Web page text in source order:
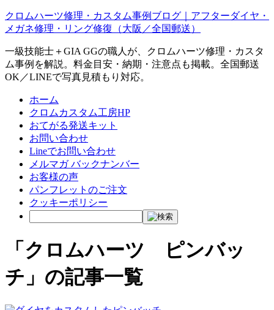
クロムハーツ修理・カスタム事例ブログ｜アフターダイヤ・
メガネ修理・リング修復（大阪／全国郵送）
一級技能士＋GIA GGの職人が、クロムハーツ修理・カスタ
ム事例を解説。料金目安・納期・注意点も掲載。全国郵送
OK／LINEで写真見積もり対応。
ホーム
クロムカスタム工房HP
おてがる発送キット
お問い合わせ
Lineでお問い合わせ
メルマガ バックナンバー
お客様の声
パンフレットのご注文
クッキーポリシー
「クロムハーツ ピンバッ
チ」の記事一覧